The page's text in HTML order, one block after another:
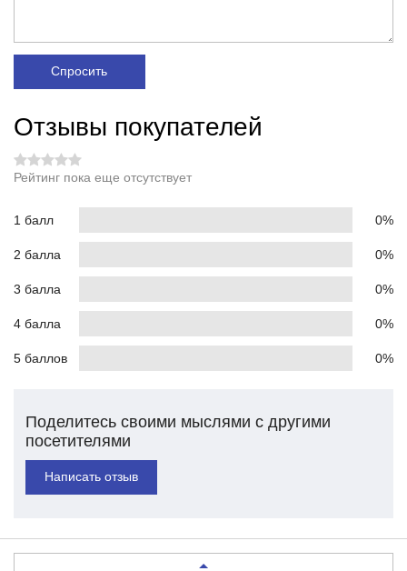
Спросить
Отзывы покупателей
Рейтинг пока еще отсутствует
1 балл 0%
2 балла 0%
3 балла 0%
4 балла 0%
5 баллов 0%
Поделитесь своими мыслями с другими
посетителями
Написать отзыв